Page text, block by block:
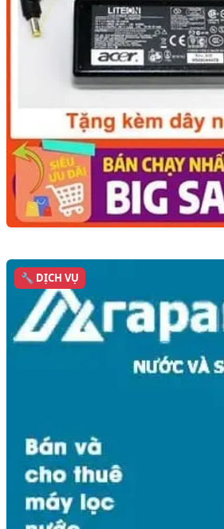
🔧 DỊCH VỤ